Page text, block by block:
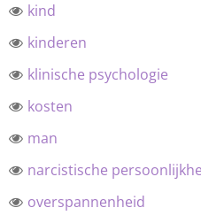
kind
kinderen
klinische psychologie
kosten
man
narcistische
overspannenheid